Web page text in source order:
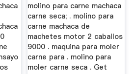
molino para carne machaca
carne seca; . molino para
carne machaca de
machetes motor 2 caballos
9000 . maquina para moler
carne para . molino para
moler carne seca . Get